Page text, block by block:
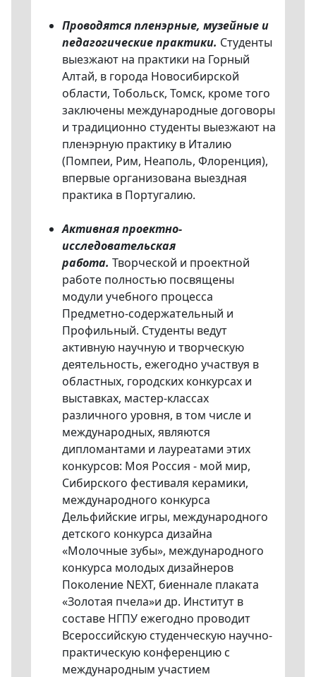
Проводятся пленэрные, музейные и
педагогические практики. Студенты
выезжают на практики на Горный
Алтай, в города Новосибирской
области, Тобольск, Томск, кроме того
заключены международные договоры
и традиционно студенты выезжают на
пленэрную практику в Италию
(Помпеи, Рим, Неаполь, Флоренция),
впервые организована выездная
практика в Португалию.
Активная проектно-
исследовательская
работа. Творческой и проектной
работе полностью посвящены
модули учебного процесса
Предметно-содержательный и
Профильный. Студенты ведут
активную научную и творческую
деятельность, ежегодно участвуя в
областных, городских конкурсах и
выставках, мастер-классах
различного уровня, в том числе и
международных, являются
дипломантами и лауреатами этих
конкурсов: Моя Россия - мой мир,
Сибирского фестиваля керамики,
международного конкурса
Дельфийские игры, международного
детского конкурса дизайна
«Молочные зубы», международного
конкурса молодых дизайнеров
Поколение NEXT, биеннале плаката
«Золотая пчела»и др. Институт в
составе НГПУ ежегодно проводит
Всероссийскую студенческую научно-
практическую конференцию с
международным участием